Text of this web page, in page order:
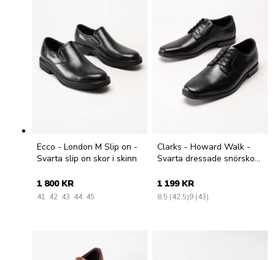
Ecco - London M Slip on -
Svarta slip on skor i skinn
1 800 KR
41 42 43 44 45
Clarks - Howard Walk -
Svarta dressade snörskor i
1 199 KR
8.5 (42.5)9 (43)